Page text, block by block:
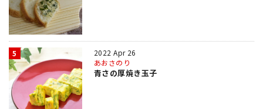
5
2022 Apr 26
あおさのり
青さの厚焼き玉子